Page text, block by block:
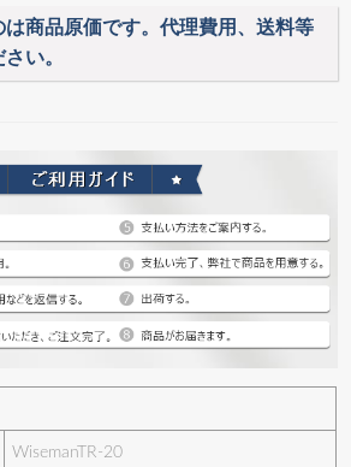
は商品原価です。代理費用、送料等
い。
WisemanTR-20